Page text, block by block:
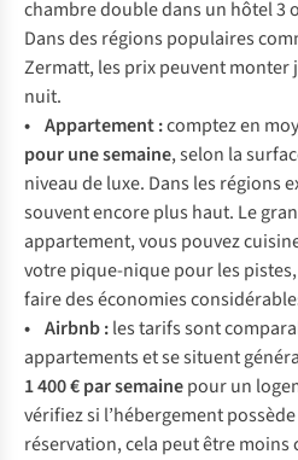
chambre double dans un hôtel 3
Dans des régions populaires
Zermatt, les prix peuvent monter
nuit.
• Appartement :comptez en
pour unesemaine, selon la
niveau de luxe. Dans les régions
souvent encore plus haut. Le
appartement, vous pouvez
votre pique-nique pour les
faire des économies
• Airbnb :les tarifs sont
appartements et se situent
1 400 € par semainepour un
vérifiez si l’hébergement
réservation, cela peut être moins